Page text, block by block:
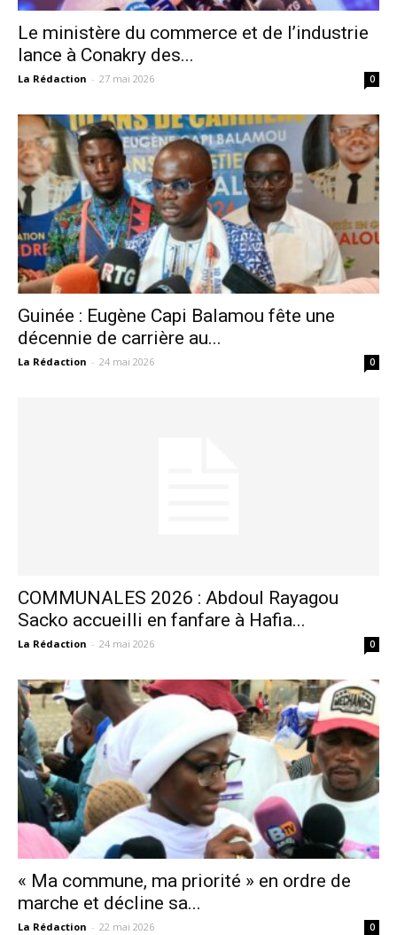
Le ministère du commerce et de l’industrie
lance à Conakry des...
La Rédaction - 27 mai 2026 0
Guinée : Eugène Capi Balamou fête une
décennie de carrière au...
La Rédaction - 24 mai 2026 0
COMMUNALES 2026 : Abdoul Rayagou
Sacko accueilli en fanfare à Hafia...
La Rédaction - 24 mai 2026 0
« Ma commune, ma priorité » en ordre de
marche et décline sa...
La Rédaction - 22 mai 2026 0